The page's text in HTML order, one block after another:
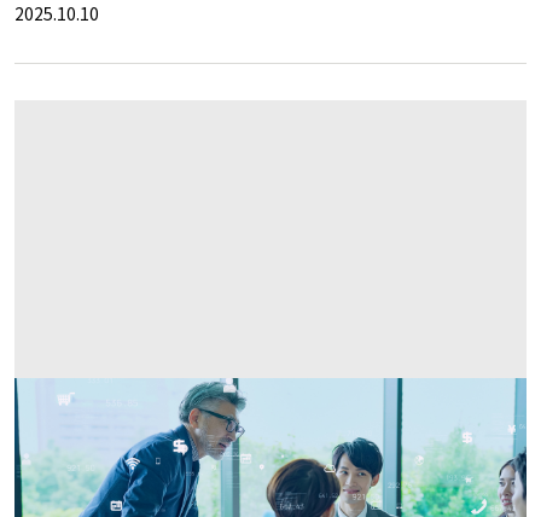
2025.10.10